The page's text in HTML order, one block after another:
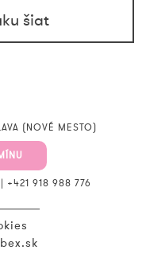
šiat
(NOVÉ MESTO)
| +421 918 988 776